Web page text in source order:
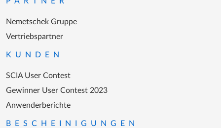
Nemetschek Gruppe
Vertriebspartner
KUNDEN
SCIA User Contest
Gewinner User Contest 2023
Anwenderberichte
BESCHEINIGUNGEN